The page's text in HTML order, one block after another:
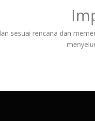
sesuai rencana dan